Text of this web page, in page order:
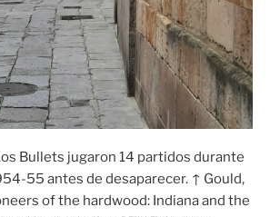
Bullets jugaron 14 partidos durante
55 antes de desaparecer. ↑ Gould,
of the hardwood: Indiana and the